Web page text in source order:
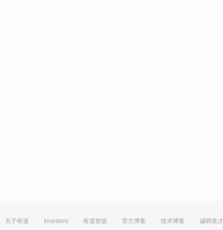
关于有道 Investors 有道智选 官方博客 技术博客 诚聘英才